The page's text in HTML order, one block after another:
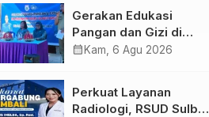
Bersama Sky World
TMII
Gerakan Edukasi
Pangan dan Gizi di
Mamasa: Tingkatkan
dalam Pemenuhan Gizi
calendar_month Kam, 6 Agu 2026
Perkuat Layanan
Radiologi, RSUD Sulbar